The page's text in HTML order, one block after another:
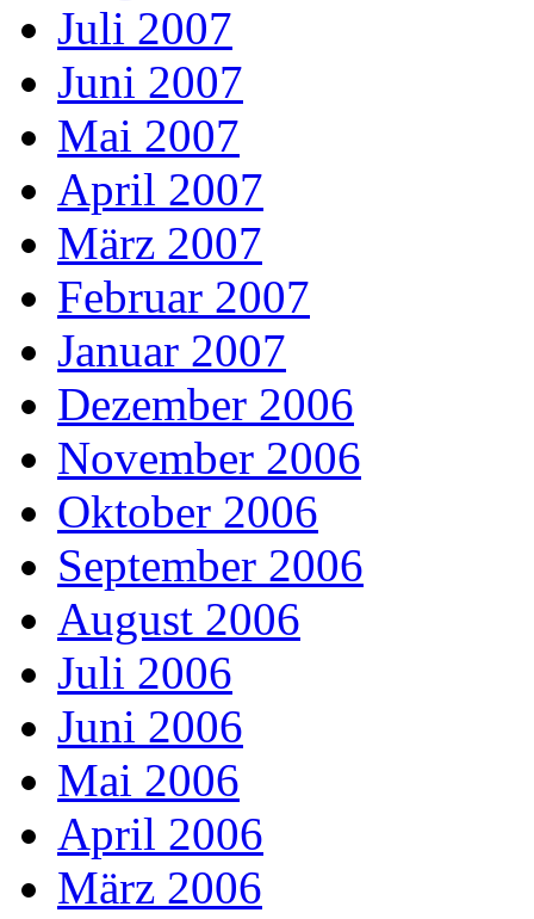
Juli 2007
Juni 2007
Mai 2007
April 2007
März 2007
Februar 2007
Januar 2007
Dezember 2006
November 2006
Oktober 2006
September 2006
August 2006
Juli 2006
Juni 2006
Mai 2006
April 2006
März 2006